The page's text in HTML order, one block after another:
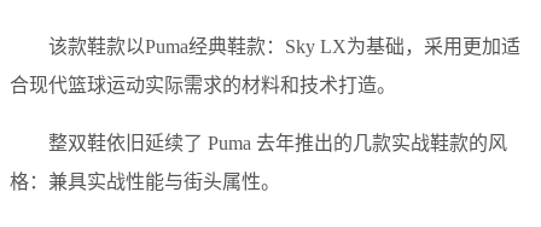
该款鞋款以Puma经典鞋款：Sky LX为基础，采用更加适
合现代篮球运动实际需求的材料和技术打造。
整双鞋依旧延续了 Puma 去年推出的几款实战鞋款的风
格：兼具实战性能与街头属性。